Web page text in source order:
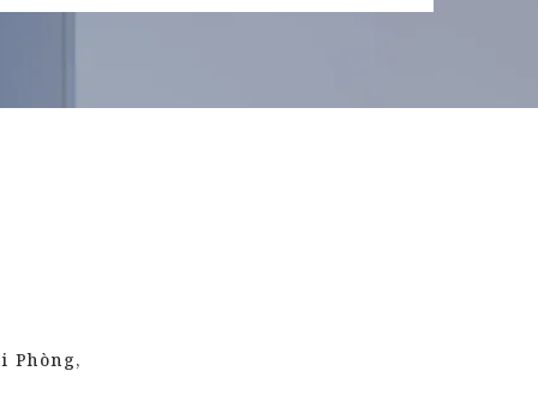
Phòng,